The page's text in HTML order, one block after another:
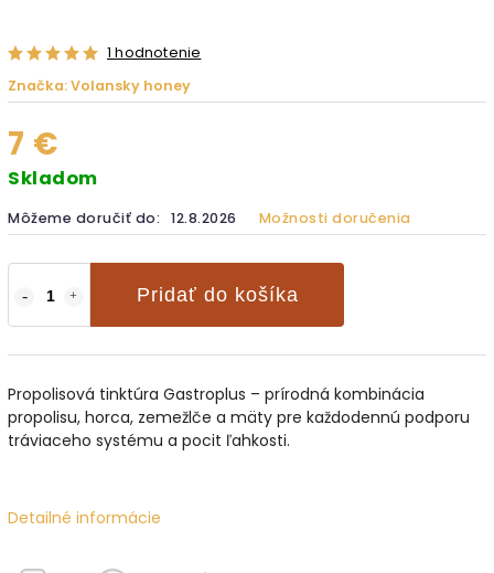
1 hodnotenie
Značka:Volansky honey
7 €
Skladom
Môžeme doručiť do: 12.8.2026 Možnosti doručenia
Pridať do košíka
Propolisová tinktúra Gastroplus – prírodná kombinácia
propolisu, horca, zemežlče a mäty pre každodennú podporu
tráviaceho systému a pocit ľahkosti.
Detailné informácie